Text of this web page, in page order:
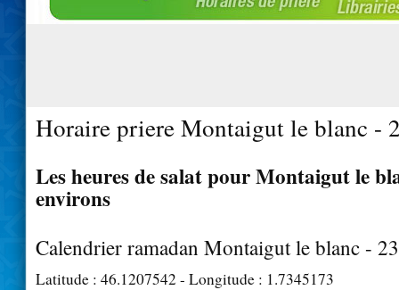
Horaire priere Montaigut le blanc -
Les heures de salat pour Montaigut le
environs
Calendrier ramadan Montaigut le blanc -
Latitude : 46.1207542 - Longitude : 1.7345173